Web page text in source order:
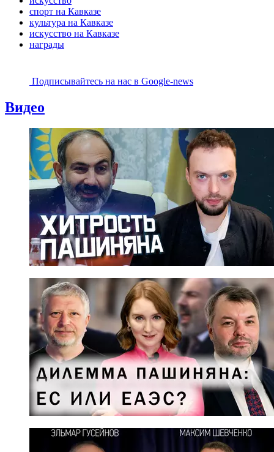
спорт на Кавказе
культура на Кавказе
искусство на Кавказе
награды
Подписывайтесь на наc в Google-news
Видео